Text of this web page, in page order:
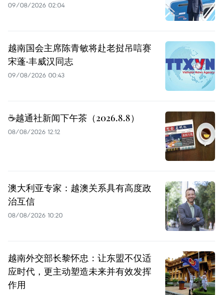
09/08/2026 02:04
越南国会主席陈青敏将赴老挝吊唁赛
宋蓬·丰威汉同志
09/08/2026 00:43
☕️越通社新闻下午茶（2026.8.8）
08/08/2026 12:12
澳大利亚专家：越澳关系具有高度政
治互信
08/08/2026 10:20
越南外交部长黎怀忠：让东盟不仅适
应时代，更主动塑造未来并有效发挥
作用